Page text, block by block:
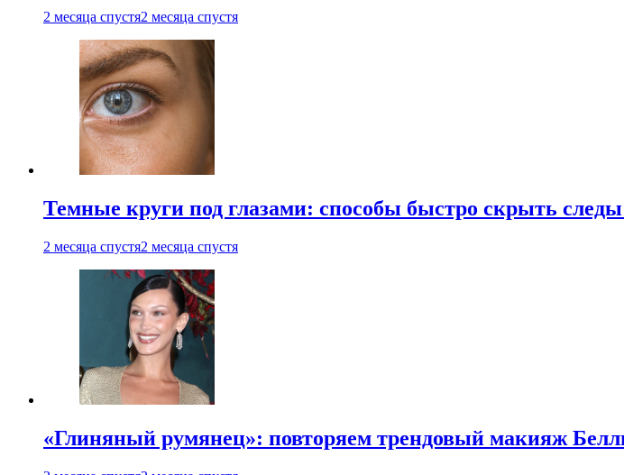
2 месяца спустя2 месяца спустя
Темные круги под глазами: способы быстро скрыть следы
2 месяца спустя2 месяца спустя
«Глиняный румянец»: повторяем трендовый макияж